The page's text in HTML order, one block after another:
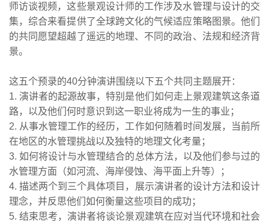
师访谈视频，这些景观设计师的工作涉及水管理与设计的交
集，综合来看提供了全球跨文化的气候适应策略图景。他们
的共同愿望超越了遥远的地理、不同的政治、法规和经济背
景。
这五个预录的40分钟演讲围绕以下五个共同主题展开：
1. 演讲者的起源故事，特别是他们如何走上景观建筑这条道
路，以及他们何时意识到这一职业将成为一生的事业；
2. 从事水管理工作的经历，工作如何随着时间发展，当前所
在地区的水管理挑战以及独特的地理文化考量；
3. 如何将设计与水管理结合的总体方法，以及他们参与过的
水管理方面（如河流、海岸侵蚀、海平面上升等）；
4. 描述两个到三个具体项目，展示演讲者的设计方法和设计
理念，并反思他们如何衡量这些项目的成功；
5. 结束思考，演讲者将谈论景观建筑在应对当代环境和社会